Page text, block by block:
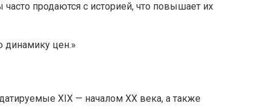
продаются с историей, что повышает их
динамику цен.»
XIX — началом XX века, а также